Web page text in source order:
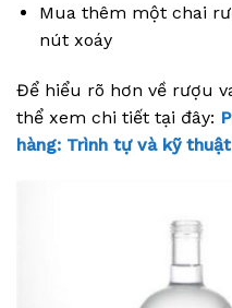
Mua thêm một chai
nút xoáy
Để hiểu rõ hơn về rượu
thể xem chi tiết tại đây:
hàng: Trình tự và kỹ